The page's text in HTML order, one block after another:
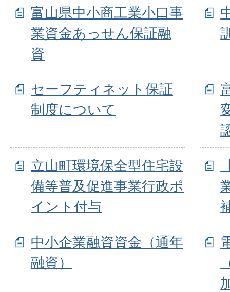
富山県中小商工業小口事
業資金あっせん保証融
資
セーフティネット保証
制度について
立山町環境保全型住宅設
備等普及促進事業行政ポ
イント付与
中小企業融資資金（通年
融資）